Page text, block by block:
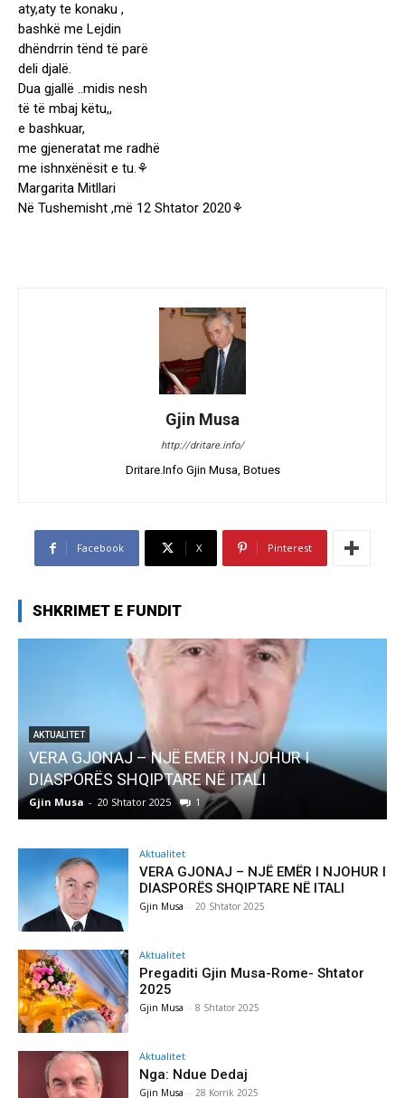
aty,aty te konaku ,
bashkë me Lejdin
dhëndrrin tënd të parë
deli djalë.
Dua gjallë ..midis nesh
të të mbaj këtu,,
e bashkuar,
me gjeneratat me radhë
me ishnxënësit e tu.⚘
Margarita Mitllari
Në Tushemisht ,më 12 Shtator 2020⚘
Gjin Musa
http://dritare.info/
Dritare.Info Gjin Musa, Botues
Facebook X Pinterest
SHKRIMET E FUNDIT
I
AKTUALITET
Pregaditi Gjin Musa-Rome- Shtator
Gjin Musa - 8 Shtator 2025
Aktualitet
VERA GJONAJ – NJË EMËR I NJOHUR I
DIASPORËS SHQIPTARE NË ITALI
Gjin Musa - 20 Shtator 2025
Aktualitet
Pregaditi Gjin Musa-Rome- Shtator
2025
Gjin Musa - 8 Shtator 2025
Aktualitet
Nga: Ndue Dedaj
Gjin Musa - 28 Korrik 2025